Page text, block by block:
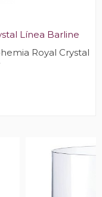
Línea Barline
Royal Crystal